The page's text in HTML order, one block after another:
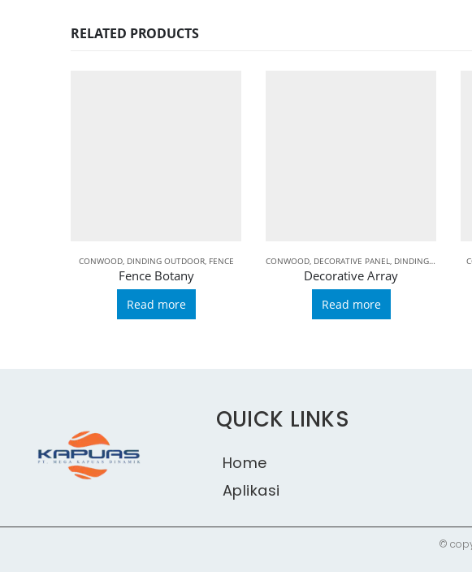
RELATED PRODUCTS
CONWOOD, DINDING OUTDOOR, FENCE
Fence Botany
Read more
CONWOOD DECORATIVE PANEL DINDING OUTDOOR
Decorative Array
Read more
QUICK LINKS
Home
Aplikasi
©